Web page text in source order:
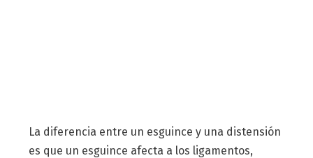
La diferencia entre un esguince y una distensión
es que un esguince afecta a los ligamentos,